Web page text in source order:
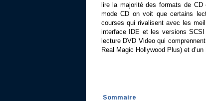
lire la majorité des formats de
mode CD on voit que certains
courses qui rivalisent avec les
interface IDE et les versions
lecture DVD Video qui
Real Magic Hollywood Plus) et
Sommaire